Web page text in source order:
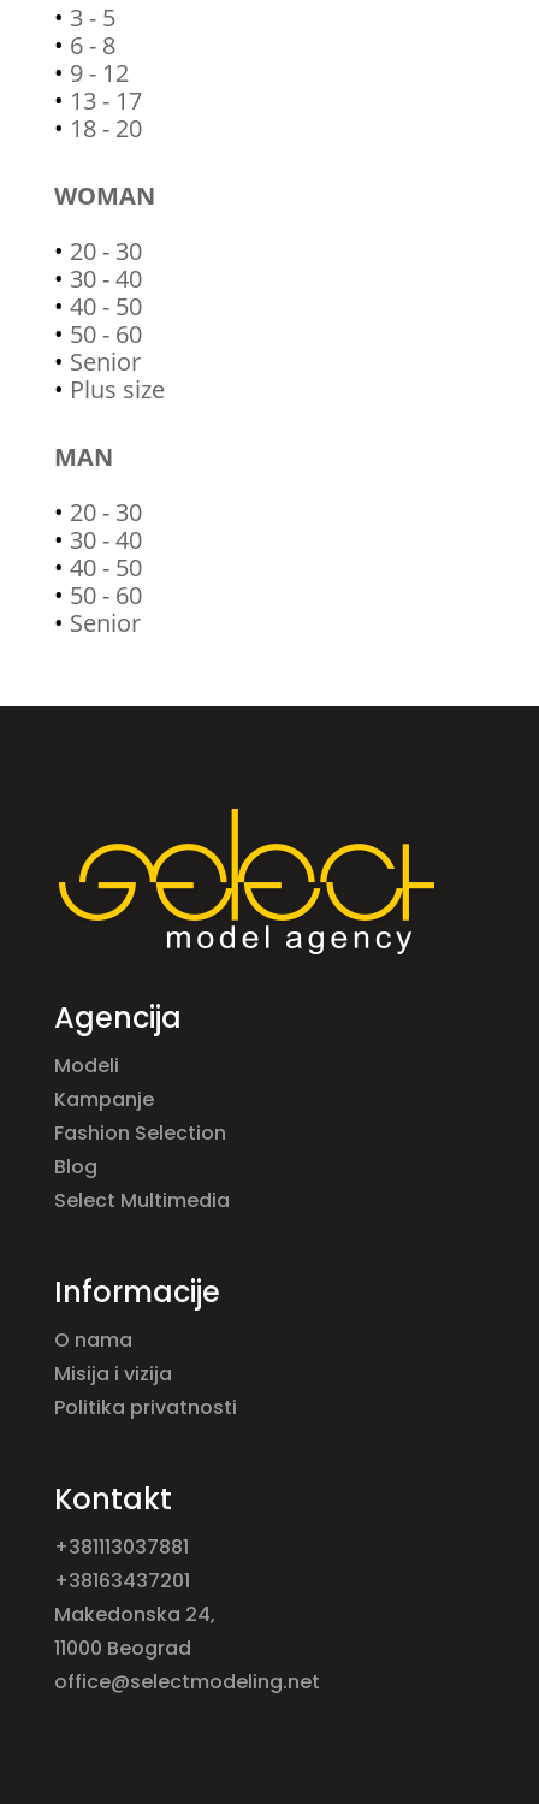
• 3 - 5
• 6 - 8
• 9 - 12
• 13 - 17
• 18 - 20
WOMAN
• 20 - 30
• 30 - 40
• 40 - 50
• 50 - 60
• Senior
• Plus size
MAN
• 20 - 30
• 30 - 40
• 40 - 50
• 50 - 60
• Senior
Agencija
Modeli
Kampanje
Fashion Selection
Blog
Select Multimedia
Informacije
O nama
Misija i vizija
Politika privatnosti
Kontakt
+381113037881
+38163437201
Makedonska 24,
11000 Beograd
office@selectmodeling.net